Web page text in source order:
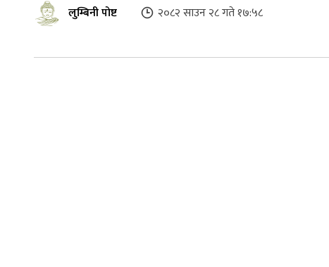
लुम्बिनी पोष्ट २०८२ साउन २८ गते १७:५८